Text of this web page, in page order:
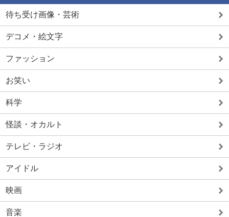
待ち受け画像・芸術
デコメ・絵文字
ファッション
お笑い
科学
怪談・オカルト
テレビ・ラジオ
アイドル
映画
音楽